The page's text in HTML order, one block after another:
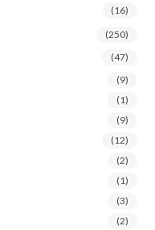
(16)
(250)
(47)
(9)
(1)
(9)
(12)
(2)
(1)
(3)
(2)